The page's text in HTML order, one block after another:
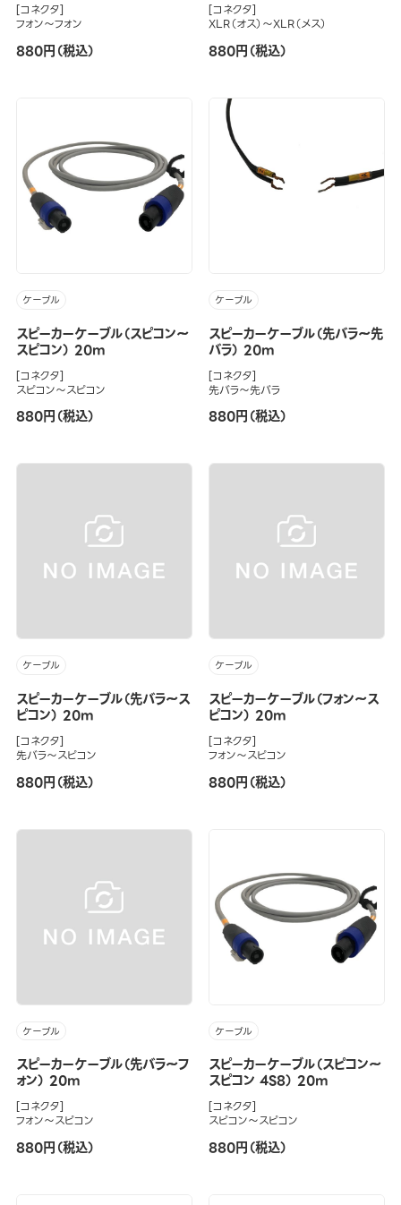
[コネクタ]
フォン～フォン
880円（税込）
[コネクタ]
XLR（オス）～XLR（メス）
880円（税込）
ケーブル
スピーカーケーブル（スピコン～
スピコン） 20m
[コネクタ]
スピコン～スピコン
880円（税込）
ケーブル
スピーカーケーブル（先バラ～先
バラ） 20m
[コネクタ]
先バラ～先バラ
880円（税込）
ケーブル
スピーカーケーブル（先バラ～ス
ピコン） 20m
[コネクタ]
先バラ～スピコン
880円（税込）
ケーブル
スピーカーケーブル（フォン～ス
ピコン） 20m
[コネクタ]
フォン～スピコン
880円（税込）
ケーブル
スピーカーケーブル（先バラ～フ
ォン） 20m
[コネクタ]
フォン～スピコン
880円（税込）
ケーブル
スピーカーケーブル（スピコン～
スピコン 4S8） 20m
[コネクタ]
スピコン～スピコン
880円（税込）